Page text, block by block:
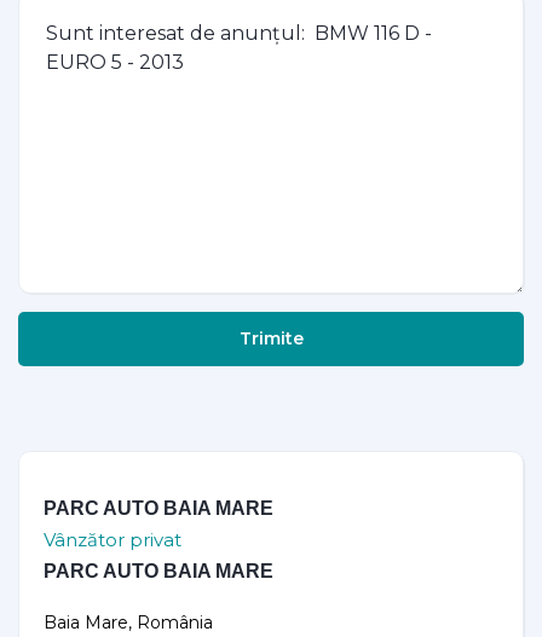
Trimite
PARC AUTO BAIA MARE
Vânzător privat
PARC AUTO BAIA MARE
Baia Mare, România